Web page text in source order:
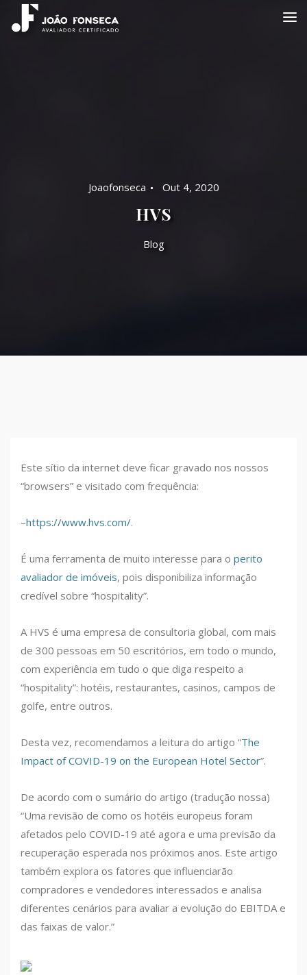
Joaofonseca Out 4, 2020
HVS
Blog
Este sítio da internet deve ficar gravado nos nossos
“browsers” e visitado com frequência:
–https://www.hvs.com/.
É uma ferramenta de muito interesse para o perito
avaliador de imóveis, pois disponibiliza informação
credível sobre “hospitality”.
A HVS é uma empresa de consultoria global, com mais
de 300 pessoas em 50 escritórios, em todo o mundo,
com experiência em tudo o que diga respeito a
“hospitality”: hotéis, restaurantes, casinos, campos de
golfe, entre outros.
Desta vez, recomendamos a leitura do artigo “The
Impact of COVID-19 on the European Hotel Sector”.
De acordo com o sumário do artigo (tradução nossa)
“Uma revisão de como os hotéis europeus foram
afetados pelo COVID-19 até agora e uma previsão da
recuperação esperada nos próximos anos. Este artigo
também explora os fatores que influenciarão
compradores e vendedores interessados e analisa
diferentes cenários para avaliar a evolução do EBITDA e
das faixas de valor.”